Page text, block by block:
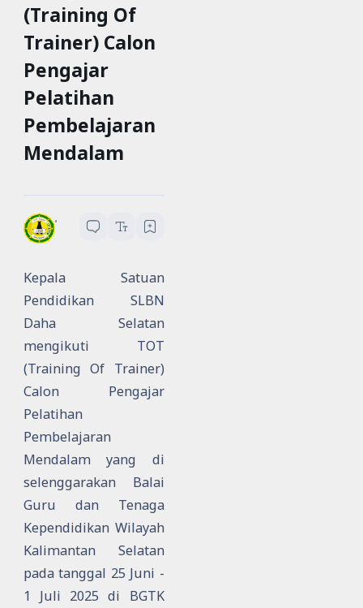
(Training Of
Trainer) Calon
Pengajar
Pelatihan
Pembelajaran
Mendalam
SLBN Daha Selatan
menit baca
Kepala Satuan
Pendidikan SLBN
Daha Selatan
mengikuti TOT
(Training Of Trainer)
Calon Pengajar
Pelatihan
Pembelajaran
Mendalam yang di
selenggarakan Balai
Guru dan Tenaga
Kependidikan Wilayah
Kalimantan Selatan
pada tanggal 25 Juni -
1 Juli 2025 di BGTK